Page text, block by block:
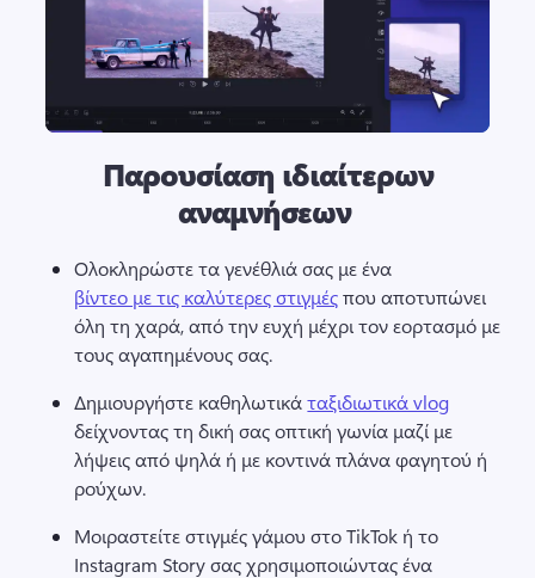
Παρουσίαση ιδιαίτερων
αναμνήσεων
Ολοκληρώστε τα γενέθλιά σας με ένα
βίντεο με τις καλύτερες στιγμές που αποτυπώνει
όλη τη χαρά, από την ευχή μέχρι τον εορτασμό με
τους αγαπημένους σας.
Δημιουργήστε καθηλωτικά ταξιδιωτικά vlog
δείχνοντας τη δική σας οπτική γωνία μαζί με
λήψεις από ψηλά ή με κοντινά πλάνα φαγητού ή
ρούχων.
Μοιραστείτε στιγμές γάμου στο TikTok ή το
Instagram Story σας χρησιμοποιώντας ένα